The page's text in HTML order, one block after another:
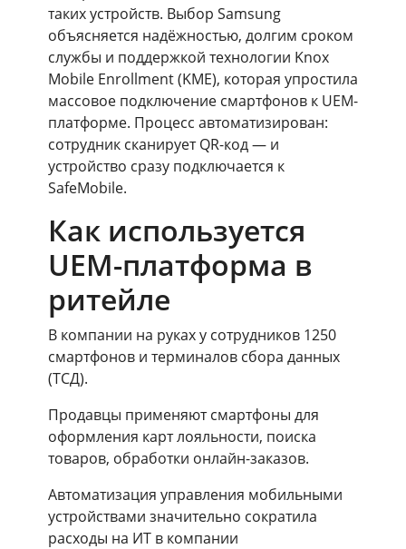
таких устройств. Выбор Samsung
объясняется надёжностью, долгим сроком
службы и поддержкой технологии Knox
Mobile Enrollment (KME), которая упростила
массовое подключение смартфонов к UEM-
платформе. Процесс автоматизирован:
сотрудник сканирует QR-код — и
устройство сразу подключается к
SafeMobile.
Как используется
UEM-платформа в
ритейле
В компании на руках у сотрудников 1250
смартфонов и терминалов сбора данных
(ТСД).
Продавцы применяют смартфоны для
оформления карт лояльности, поиска
товаров, обработки онлайн-заказов.
Автоматизация управления мобильными
устройствами значительно сократила
расходы на ИТ в компании